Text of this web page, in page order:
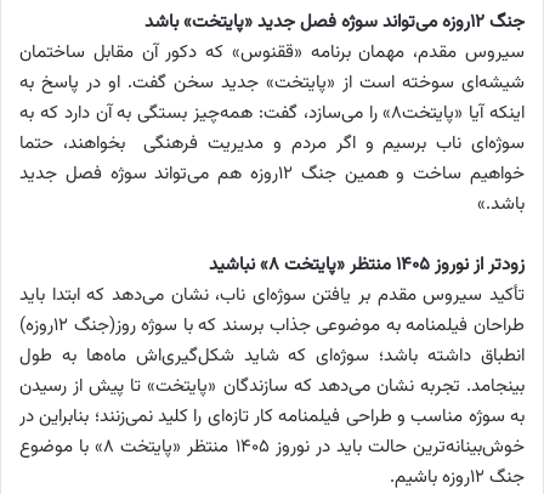
جنگ ۱۲روزه می‌تواند سوژه فصل جدید «پایتخت» باشد
سیروس مقدم، مهمان برنامه «ققنوس» که دکور آن مقابل ساختمان
شیشه‌ای سوخته است از «پایتخت» جدید سخن گفت. او در پاسخ به
اینکه آیا «پایتخت۸» را می‌سازد، گفت: همه‌چیز بستگی به آن دارد که به
سوژه‌ای ناب برسیم و اگر مردم و مدیریت فرهنگی ‌ بخواهند، حتما
خواهیم ساخت و همین جنگ ۱۲روزه هم می‌تواند سوژه فصل جدید
باشد.»
زودتر از نوروز ۱۴۰۵ منتظر «پایتخت ۸» نباشید
تأکید سیروس مقدم بر یافتن سوژه‌ای ناب، نشان می‌دهد که ابتدا باید
طراحان فیلمنامه به موضوعی جذاب برسند که با سوژه روز(جنگ ۱۲روزه)
انطباق داشته باشد؛ سوژه‌ای که شاید شکل‌گیری‌اش ماه‌ها به طول
بینجامد. تجربه نشان می‌دهد که سازندگان «پایتخت» تا پیش از رسیدن
به سوژه مناسب و طراحی فیلمنامه کار تازه‌ای را کلید نمی‌زنند؛ بنابراین در
خوش‌بینانه‌ترین حالت باید در نوروز ۱۴۰۵ منتظر «پایتخت ۸» با موضوع
جنگ ۱۲روزه باشیم.